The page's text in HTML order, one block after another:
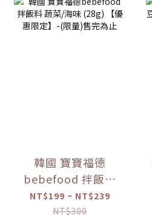
韓國 寶寶福德
bebefood 拌飯料
蔬菜/海味 (28g)
【優惠限定】-(限
NT$199 ~ NT$239
NT$300